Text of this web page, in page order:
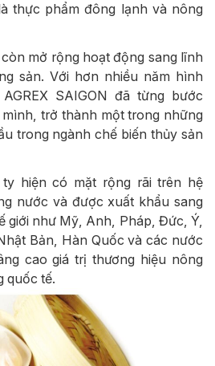
thực phẩm đông lạnh và nông
mở rộng hoạt động sang lĩnh
sản. Với hơn nhiều năm hình
SAIGON đã từng bước
trở thành một trong những
trong ngành chế biến thủy sản
hiện có mặt rộng rãi trên hệ
nước và được xuất khẩu sang
giới như Mỹ, Anh, Pháp, Đức, Ý,
Bản, Hàn Quốc và các nước
cao giá trị thương hiệu nông
quốc tế.